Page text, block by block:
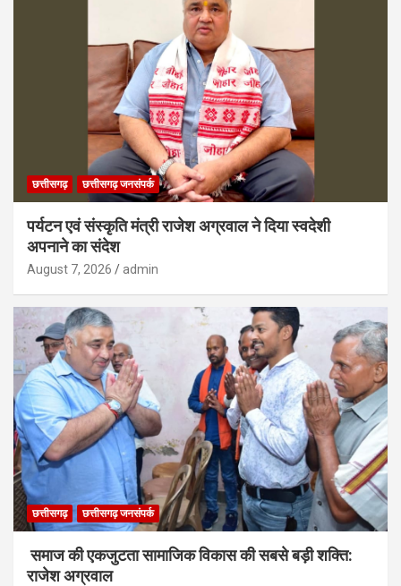
छत्तीसगढ़ छत्तीसगढ़ जनसंपर्क
पर्यटन एवं संस्कृति मंत्री राजेश अग्रवाल ने दिया स्वदेशी
अपनाने का संदेश
August 7, 2026 admin
छत्तीसगढ़ छत्तीसगढ़ जनसंपर्क
समाज की एकजुटता सामाजिक विकास की सबसे बड़ी शक्ति:
राजेश अग्रवाल